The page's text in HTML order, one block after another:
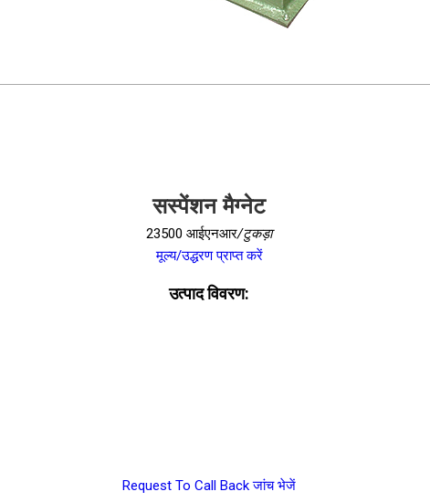
सस्पेंशन मैग्नेट
23500 आईएनआर/टुकड़ा
मूल्य/उद्धरण प्राप्त करें
उत्पाद विवरण:
Request To Call Back जांच भेजें